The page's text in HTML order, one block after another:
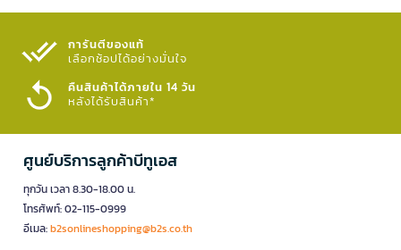
การันตีของแท้
เลือกช้อปได้อย่างมั่นใจ​
คืนสินค้าได้ภายใน 14 วัน
หลังได้รับสินค้า*
ศูนย์บริการลูกค้าบีทูเอส
ทุกวัน เวลา 8.30-18.00 น.
โทรศัพท์: 02-115-0999
อีเมล:b2sonlineshopping@b2s.co.th